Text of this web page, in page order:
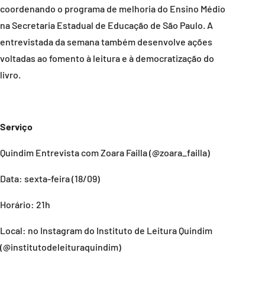
coordenando o programa de melhoria do Ensino Médio
na Secretaria Estadual de Educação de São Paulo. A
entrevistada da semana também desenvolve ações
voltadas ao fomento à leitura e à democratização do
livro.
Serviço
Quindim Entrevista com Zoara Failla (@zoara_failla)
Data: sexta-feira (18/09)
Horário: 21h
Local: no Instagram do Instituto de Leitura Quindim
(@institutodeleituraquindim)